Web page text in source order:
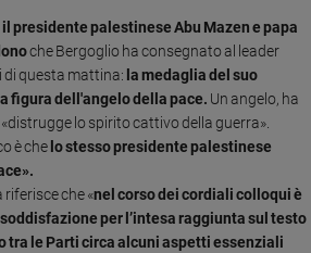
presidente palestinese Abu Mazen e papa
che Bergoglio ha consegnato al leader
di questa mattina: la medaglia del suo
figura dell'angelo della pace. Un angelo, ha
lo spirito cattivo della guerra».
è che lo stesso presidente palestinese
che «nel corso dei cordiali colloqui è
per l’intesa raggiunta sul testo
tra le Parti circa alcuni aspetti essenziali